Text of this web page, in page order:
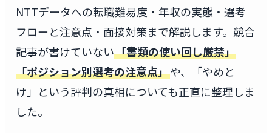
NTTデータへの転職難易度・年収の実態・選考
フローと注意点・面接対策まで解説します。競合
記事が書けていない「書類の使い回し厳禁」
「ポジション別選考の注意点」や、「やめと
け」という評判の真相についても正直に整理しま
した。